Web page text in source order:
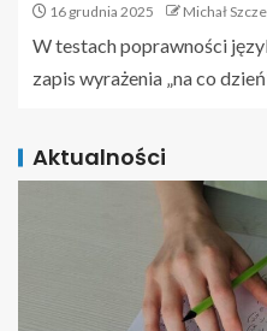
16 grudnia 2025 Michał
W testach poprawności
zapis wyrażenia „na co
Aktualności